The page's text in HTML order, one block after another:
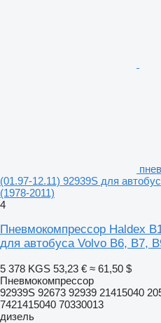
(01.97-12.11) 92939S для
(1978-2011)
4
Пневмокомпрессор Haldex
для автобуса Volvo B6, B7,
5 378 KGS 53,23 € ≈ 61,50 $
Пневмокомпрессор
92939S 92673 92939 21415040
7421415040 70330013
дизель